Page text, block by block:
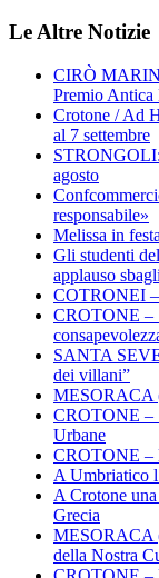
Le Altre Notizie
CIRÒ
Premio Antica
Crotone / Ad
al 7 settembre
agosto
responsabile»
Melissa in
Gli studenti
applauso
COTRONEI –
CROTONE –
SANTA
dei villani”
MESORACA
CROTONE –
Urbane
CROTONE –
A Umbriatico
A Crotone
Grecia
MESORACA
della Nostra